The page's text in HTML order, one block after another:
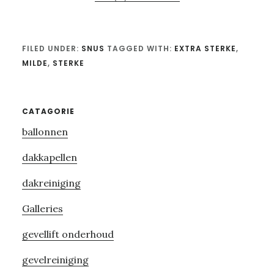
FILED UNDER: SNUS TAGGED WITH: EXTRA STERKE,
MILDE, STERKE
Primary
Sidebar
CATAGORIE
ballonnen
dakkapellen
dakreiniging
Galleries
gevellift onderhoud
gevelreiniging